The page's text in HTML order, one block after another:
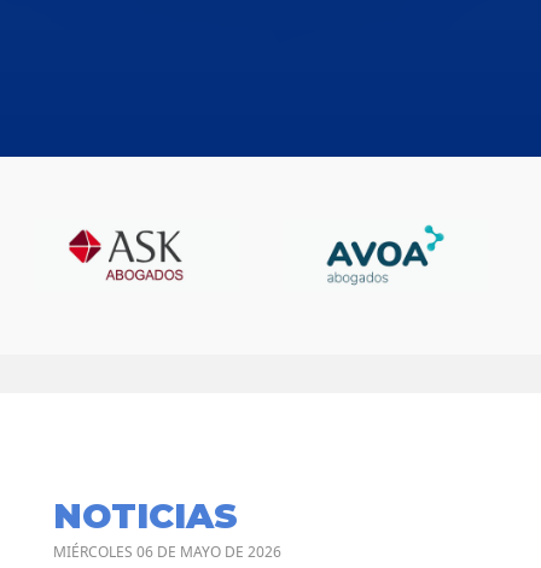
NOTICIAS
MIÉRCOLES 06 DE MAYO DE 2026